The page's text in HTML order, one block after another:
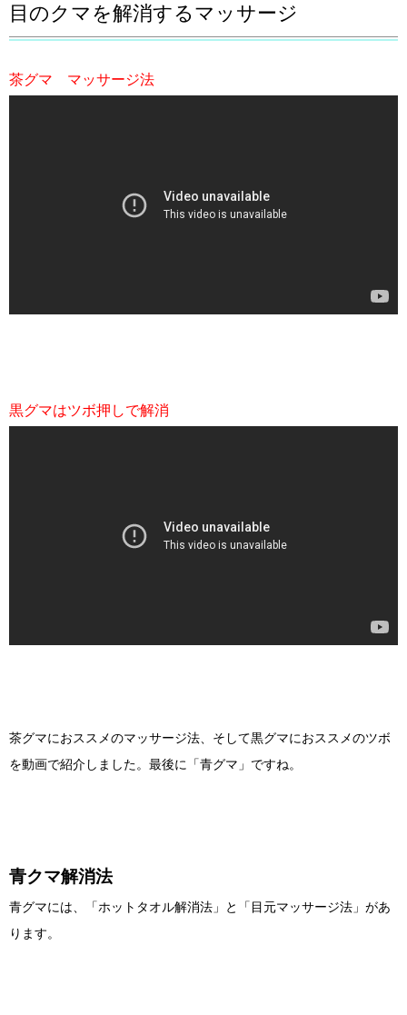
目のクマを解消するマッサージ
茶グマ マッサージ法
黒グマはツボ押しで解消
茶グマにおススメのマッサージ法、そして黒グマにおススメのツボ
を動画で紹介しました。最後に「青グマ」ですね。
青クマ解消法
青グマには、「ホットタオル解消法」と「目元マッサージ法」があ
ります。